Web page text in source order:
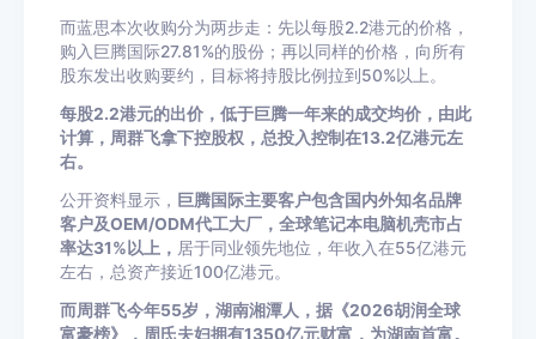
而蓝思本次收购分为两步走：先以每股2.2港元的价格，
购入巨腾国际27.81%的股份；再以同样的价格，向所有
股东发出收购要约，目标将持股比例拉到50%以上。
每股2.2港元的出价，低于巨腾一年来的成交均价，由此
计算，周群飞拿下控股权，总投入控制在13.2亿港元左
右。
公开资料显示， 巨腾国际主要客户包含国内外知名品牌
客户及OEM/ODM代工大厂，全球笔记本电脑机壳市占
率达31%以上， 居于同业领先地位，年收入在55亿港元
左右，总资产接近100亿港元。
而周群飞今年55岁，湖南湘潭人，据《2026胡润全球
富豪榜》，周氏夫妇拥有1350亿元财富，为湖南首富。